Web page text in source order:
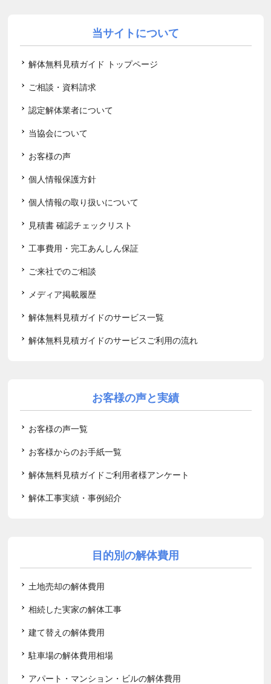
当サイトについて
解体無料見積ガイド トップページ
ご相談・資料請求
認定解体業者について
当協会について
お客様の声
個人情報保護方針
個人情報の取り扱いについて
見積書 確認チェックリスト
工事費用・完工あんしん保証
ご来社でのご相談
メディア掲載履歴
解体無料見積ガイドのサービス一覧
解体無料見積ガイドのサービスご利用の流れ
お客様の声と実績
お客様の声一覧
お客様からのお手紙一覧
解体無料見積ガイドご利用者様アンケート
解体工事実績・事例紹介
目的別の解体費用
土地売却の解体費用
相続した実家の解体工事
建て替えの解体費用
駐車場の解体費用相場
アパート・マンション・ビルの解体費用